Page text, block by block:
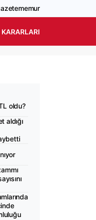
oldu?
aldığı